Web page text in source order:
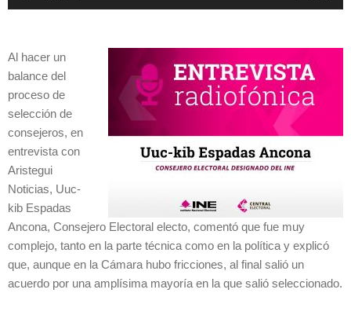
Al hacer un
balance del
proceso de
selección de
consejeros, en
entrevista con
Aristegui
Noticias, Uuc-
kib Espadas
Ancona, Consejero Electoral electo, comentó que fue muy
complejo, tanto en la parte técnica como en la política y explicó
que, aunque en la Cámara hubo fricciones, al final salió un
acuerdo por una amplísima mayoría en la que salió seleccionado.